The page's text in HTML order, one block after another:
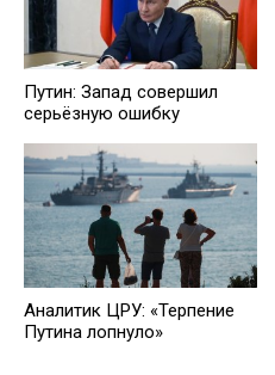
Путин: Запад совершил
серьёзную ошибку
Аналитик ЦРУ: «Терпение
Путина лопнуло»